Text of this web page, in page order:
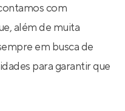
com
além de muita
em busca de
para garantir que